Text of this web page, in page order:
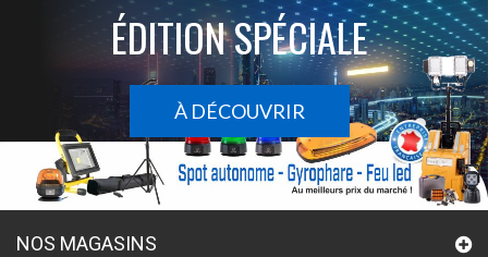
ÉDITION SPÉCIALE
À DÉCOUVRIR
NOS MAGASINS